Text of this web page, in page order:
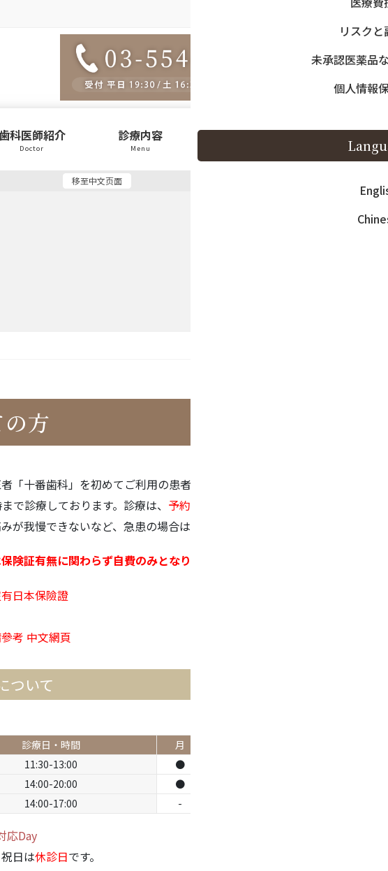
科医師紹介
Doctor
診療内容
Menu
医院紹介 料金・その
Fee – Other
移至中文页面
方
「十番歯科」を初めてご利用の患者さまは、このページをご覧ください。
で診療しております。診療は、 予約専用フォーム
が我慢できないなど、急患の場合はお電話にてご相談ください。
険証有無に関わらず自費のみとなります。（保険点数の逆算ではありません
日本保險證
考 中文網頁
ついて
診療日・時間 月
11:30-13:00
●
14:00-20:00
●
14:00-17:00
-
応Day
日は休診日です。
リスクと
未承認医薬品
個人情報